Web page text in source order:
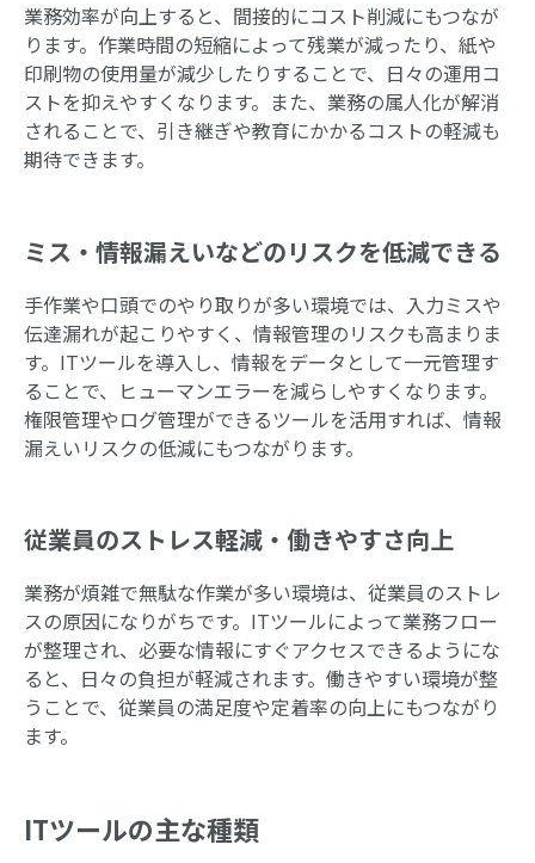
業務効率が向上すると、間接的にコスト削減にもつなが
ります。作業時間の短縮によって残業が減ったり、紙や
印刷物の使用量が減少したりすることで、日々の運用コ
ストを抑えやすくなります。また、業務の属人化が解消
されることで、引き継ぎや教育にかかるコストの軽減も
期待できます。
ミス・情報漏えいなどのリスクを低減できる
手作業や口頭でのやり取りが多い環境では、入力ミスや
伝達漏れが起こりやすく、情報管理のリスクも高まりま
す。ITツールを導入し、情報をデータとして一元管理す
ることで、ヒューマンエラーを減らしやすくなります。
権限管理やログ管理ができるツールを活用すれば、情報
漏えいリスクの低減にもつながります。
従業員のストレス軽減・働きやすさ向上
業務が煩雑で無駄な作業が多い環境は、従業員のストレ
スの原因になりがちです。ITツールによって業務フロー
が整理され、必要な情報にすぐアクセスできるようにな
ると、日々の負担が軽減されます。働きやすい環境が整
うことで、従業員の満足度や定着率の向上にもつながり
ます。
ITツールの主な種類